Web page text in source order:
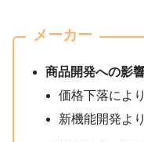
メーカー
商品開発への影
価格下落によ
新機能開発よ